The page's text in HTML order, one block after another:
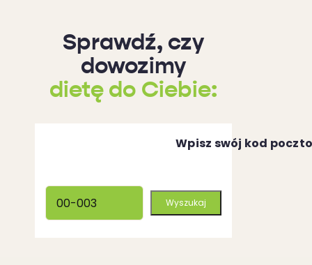
Sprawdź, czy
dowozimy
dietę do Ciebie:
Wpisz swój kod